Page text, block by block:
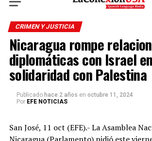
CRIMEN Y JUSTICIA
Nicaragua rompe
diplomáticas con Israel en
solidaridad con Palestina
Publicado hace 2 años en octubre 11, 2024
Por EFE NOTICIAS
San José, 11 oct (EFE).- La Asamblea